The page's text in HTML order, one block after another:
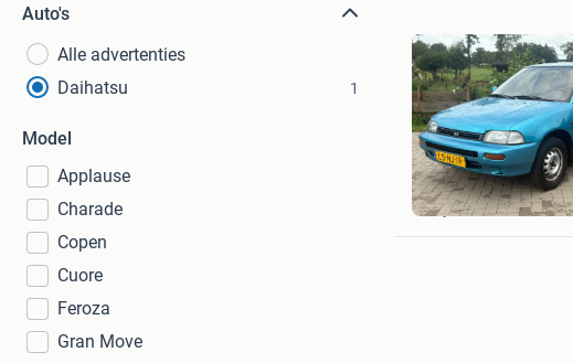
Auto's
Alle advertenties
Daihatsu
1
Model
Applause
Charade
Copen
Cuore
Feroza
Gran Move
Jorren
Nij Beets